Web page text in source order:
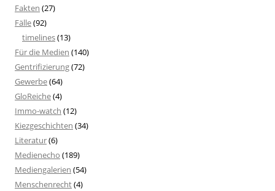
Fakten (27)
Fälle(92)
timelines(13)
Für die Medien (140)
Gentrifizierung(72)
Gewerbe(64)
GloReiche(4)
Immo-watch (12)
Kiezgeschichten (34)
Literatur(6)
Medienecho (189)
Mediengalerien (54)
Menschenrecht(4)